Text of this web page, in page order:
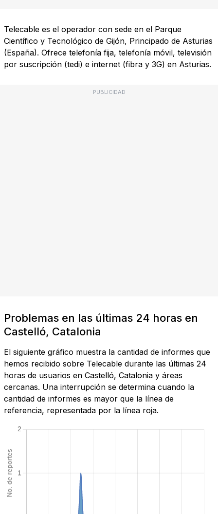
Telecable es el operador con sede en el Parque
Científico y Tecnológico de Gijón, Principado de Asturias
(España). Ofrece telefonía fija, telefonía móvil, televisión
por suscripción (tedi) e internet (fibra y 3G) en Asturias.
PUBLICIDAD
Problemas en las últimas 24 horas en
Castelló, Catalonia
El siguiente gráfico muestra la cantidad de informes que
hemos recibido sobre Telecable durante las últimas 24
horas de usuarios en Castelló, Catalonia y áreas
cercanas. Una interrupción se determina cuando la
cantidad de informes es mayor que la línea de
referencia, representada por la línea roja.